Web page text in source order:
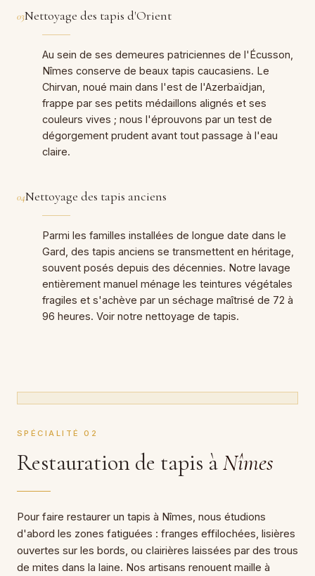
03Nettoyage des tapis d'Orient
Au sein de ses demeures patriciennes de l'Écusson,
Nîmes conserve de beaux tapis caucasiens. Le
Chirvan, noué main dans l'est de l'Azerbaïdjan,
frappe par ses petits médaillons alignés et ses
couleurs vives ; nous l'éprouvons par un test de
dégorgement prudent avant tout passage à l'eau
claire.
04Nettoyage des tapis anciens
Parmi les familles installées de longue date dans le
Gard, des tapis anciens se transmettent en héritage,
souvent posés depuis des décennies. Notre lavage
entièrement manuel ménage les teintures végétales
fragiles et s'achève par un séchage maîtrisé de 72 à
96 heures. Voir notre nettoyage de tapis.
SPÉCIALITÉ 02
Restauration de tapis àNîmes
Pour faire restaurer un tapis à Nîmes, nous étudions
d'abord les zones fatiguées : franges effilochées, lisières
ouvertes sur les bords, ou clairières laissées par des trous
de mites dans la laine. Nos artisans renouent maille à